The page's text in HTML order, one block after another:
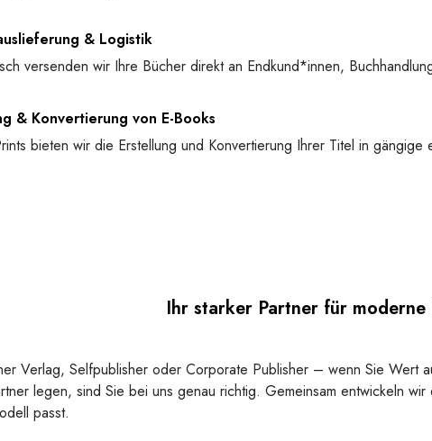
& Logistik
versenden wir Ihre Bücher direkt an Endkund*innen,
& Konvertierung von E-Books
bieten wir die Erstellung und Konvertierung Ihrer Titel in gängige
Ihr starker Partner für
Verlag, Selfpublisher oder Corporate Publisher – wenn Sie Wert
legen, sind Sie bei uns genau richtig. Gemeinsam entwickeln
passt.